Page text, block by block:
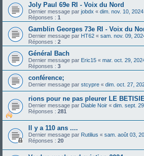
Joly Paul 69e RI - Voix du Nord
Dernier message par jobdx « dim. nov. 10,
Réponses : 1
Gamblin Georges 73e RI - Voix du
Dernier message par HT62 « sam. nov. 09,
Réponses : 2
Général Bach
Dernier message par Eric15 « mar. oct. 29,
Réponses : 3
conférence;
Dernier message par stcypre « dim. oct. 27,
rions pour ne pas pleurer LE
Dernier message par Diable Noir « dim. sept.
Réponses : 281
Il y a 110 ans ....
Dernier message par Rutilius « sam. août 03,
Réponses : 20